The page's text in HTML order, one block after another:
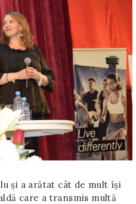
și a arătat cât de mult își
care a transmis multă